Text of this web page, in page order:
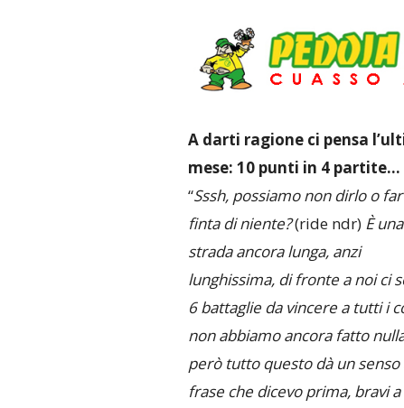
A darti ragione ci pensa
mese: 10 punti in 4 partite…
“Sssh, possiamo non dirlo o far
finta di niente?(ride ndr) È una
strada ancora lunga, anzi
lunghissima, di fronte a noi ci
6 battaglie da vincere a tutti i
non abbiamo ancora fatto
però tutto questo dà un senso
frase che dicevo prima, bravi a